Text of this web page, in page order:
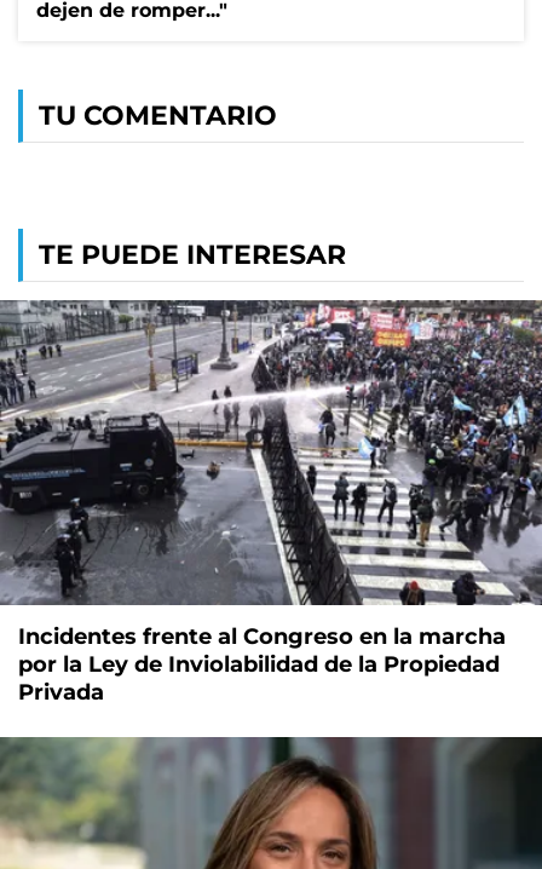
dejen de romper..."
TU COMENTARIO
TE PUEDE INTERESAR
Incidentes frente al Congreso en la marcha
por la Ley de Inviolabilidad de la Propiedad
Privada